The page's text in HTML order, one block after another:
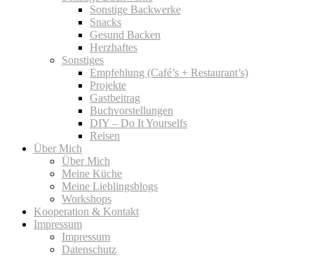
Sonstige Backwerke
Snacks
Gesund Backen
Herzhaftes
Sonstiges
Empfehlung (Café’s + Restaurant’s)
Projekte
Gastbeitrag
Buchvorstellungen
DIY – Do It Yourselfs
Reisen
Über Mich
Über Mich
Meine Küche
Meine Lieblingsblogs
Workshops
Kooperation & Kontakt
Impressum
Impressum
Datenschutz